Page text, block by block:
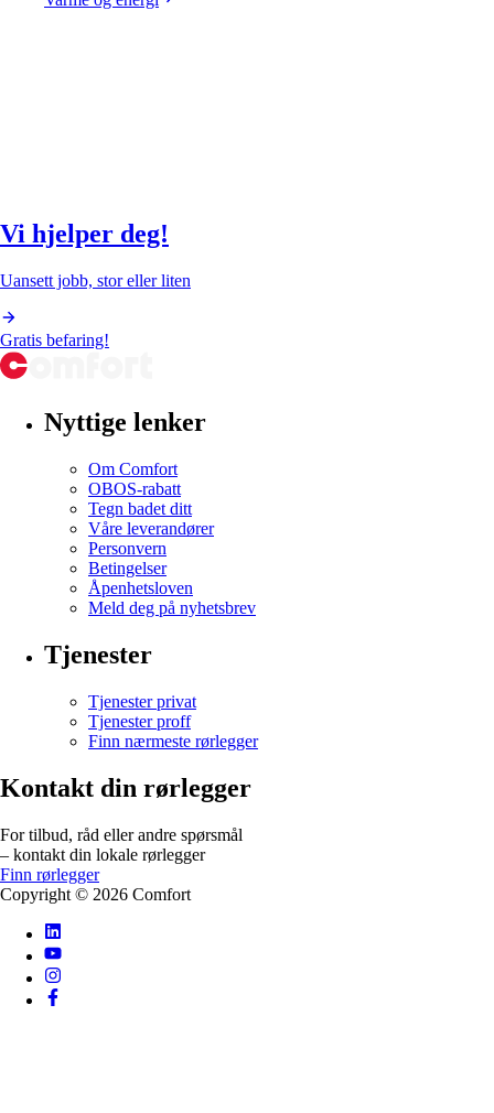
Vi hjelper deg!
Uansett jobb, stor eller liten
Gratis befaring!
Nyttige lenker
Om Comfort
OBOS-rabatt
Tegn badet ditt
Våre leverandører
Personvern
Betingelser
Åpenhetsloven
Meld deg på nyhetsbrev
Tjenester
Tjenester privat
Tjenester proff
Finn nærmeste rørlegger
Kontakt din rørlegger
For tilbud, råd eller andre spørsmål
– kontakt din lokale rørlegger
Finn rørlegger
Copyright © 2026 Comfort